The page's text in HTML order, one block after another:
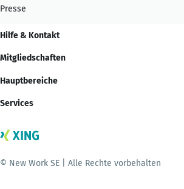
Presse
Hilfe & Kontakt
Mitgliedschaften
Hauptbereiche
Services
© New Work SE | Alle Rechte vorbehalten